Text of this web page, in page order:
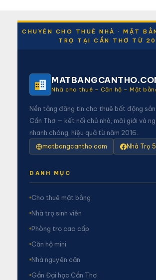
CHUYÊN CHO THUÊ NHÀ · MẶT
TRỌ TẠI CẦN THƠ TỪ
Nhà cho thuê – Căn hộ – Mặt
Nền tảng đăng tin cho thuê bất động
Cần Thơ — kết nối chủ nhà, môi giới và
nhanh chóng, hiệu quả từ năm 2016.
matbangcantho.com Nhà Trọ
DANH MỤC
Cho thuê mặt bằng
Nhà trọ sinh viên
Phòng trọ cao cấp
Căn hộ mini
Nhà nguyên căn
Gần Đại học Cần Thơ